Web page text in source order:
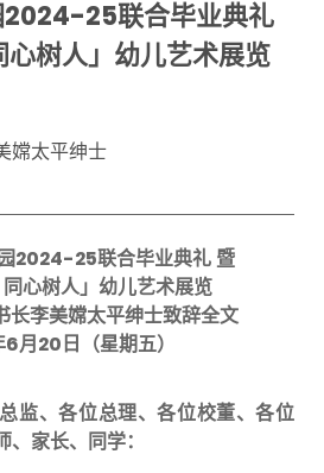
2024-25联合毕业典礼
心树人」幼儿艺术展览
嫦太平绅士
2024-25联合毕业典礼 暨
同心树人」幼儿艺术展览
长李美嫦太平绅士致辞全文
6月20日（星期五）
监、各位总理、各位校董、各位
家长、同学：